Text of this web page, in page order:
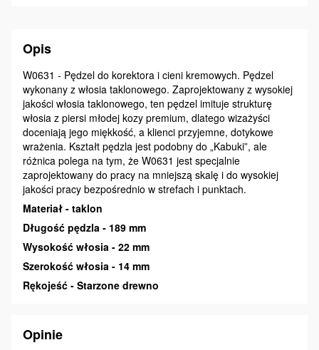
Opis
W0631 - Pędzel do korektora i cieni kremowych. Pędzel
wykonany z włosia taklonowego. Zaprojektowany z wysokiej
jakości włosia taklonowego, ten pędzel imituje strukturę
włosia z piersi młodej kozy premium, dlatego wizażyści
doceniają jego miękkość, a klienci przyjemne, dotykowe
wrażenia. Kształt pędzla jest podobny do „Kabuki”, ale
różnica polega na tym, że W0631 jest specjalnie
zaprojektowany do pracy na mniejszą skalę i do wysokiej
jakości pracy bezpośrednio w strefach i punktach.
Materiał - taklon
Długość pędzla - 189 mm
Wysokość włosia - 22 mm
Szerokość włosia - 14 mm
Rękojeść - Starzone drewno
Opinie